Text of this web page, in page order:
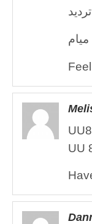
میام
UU